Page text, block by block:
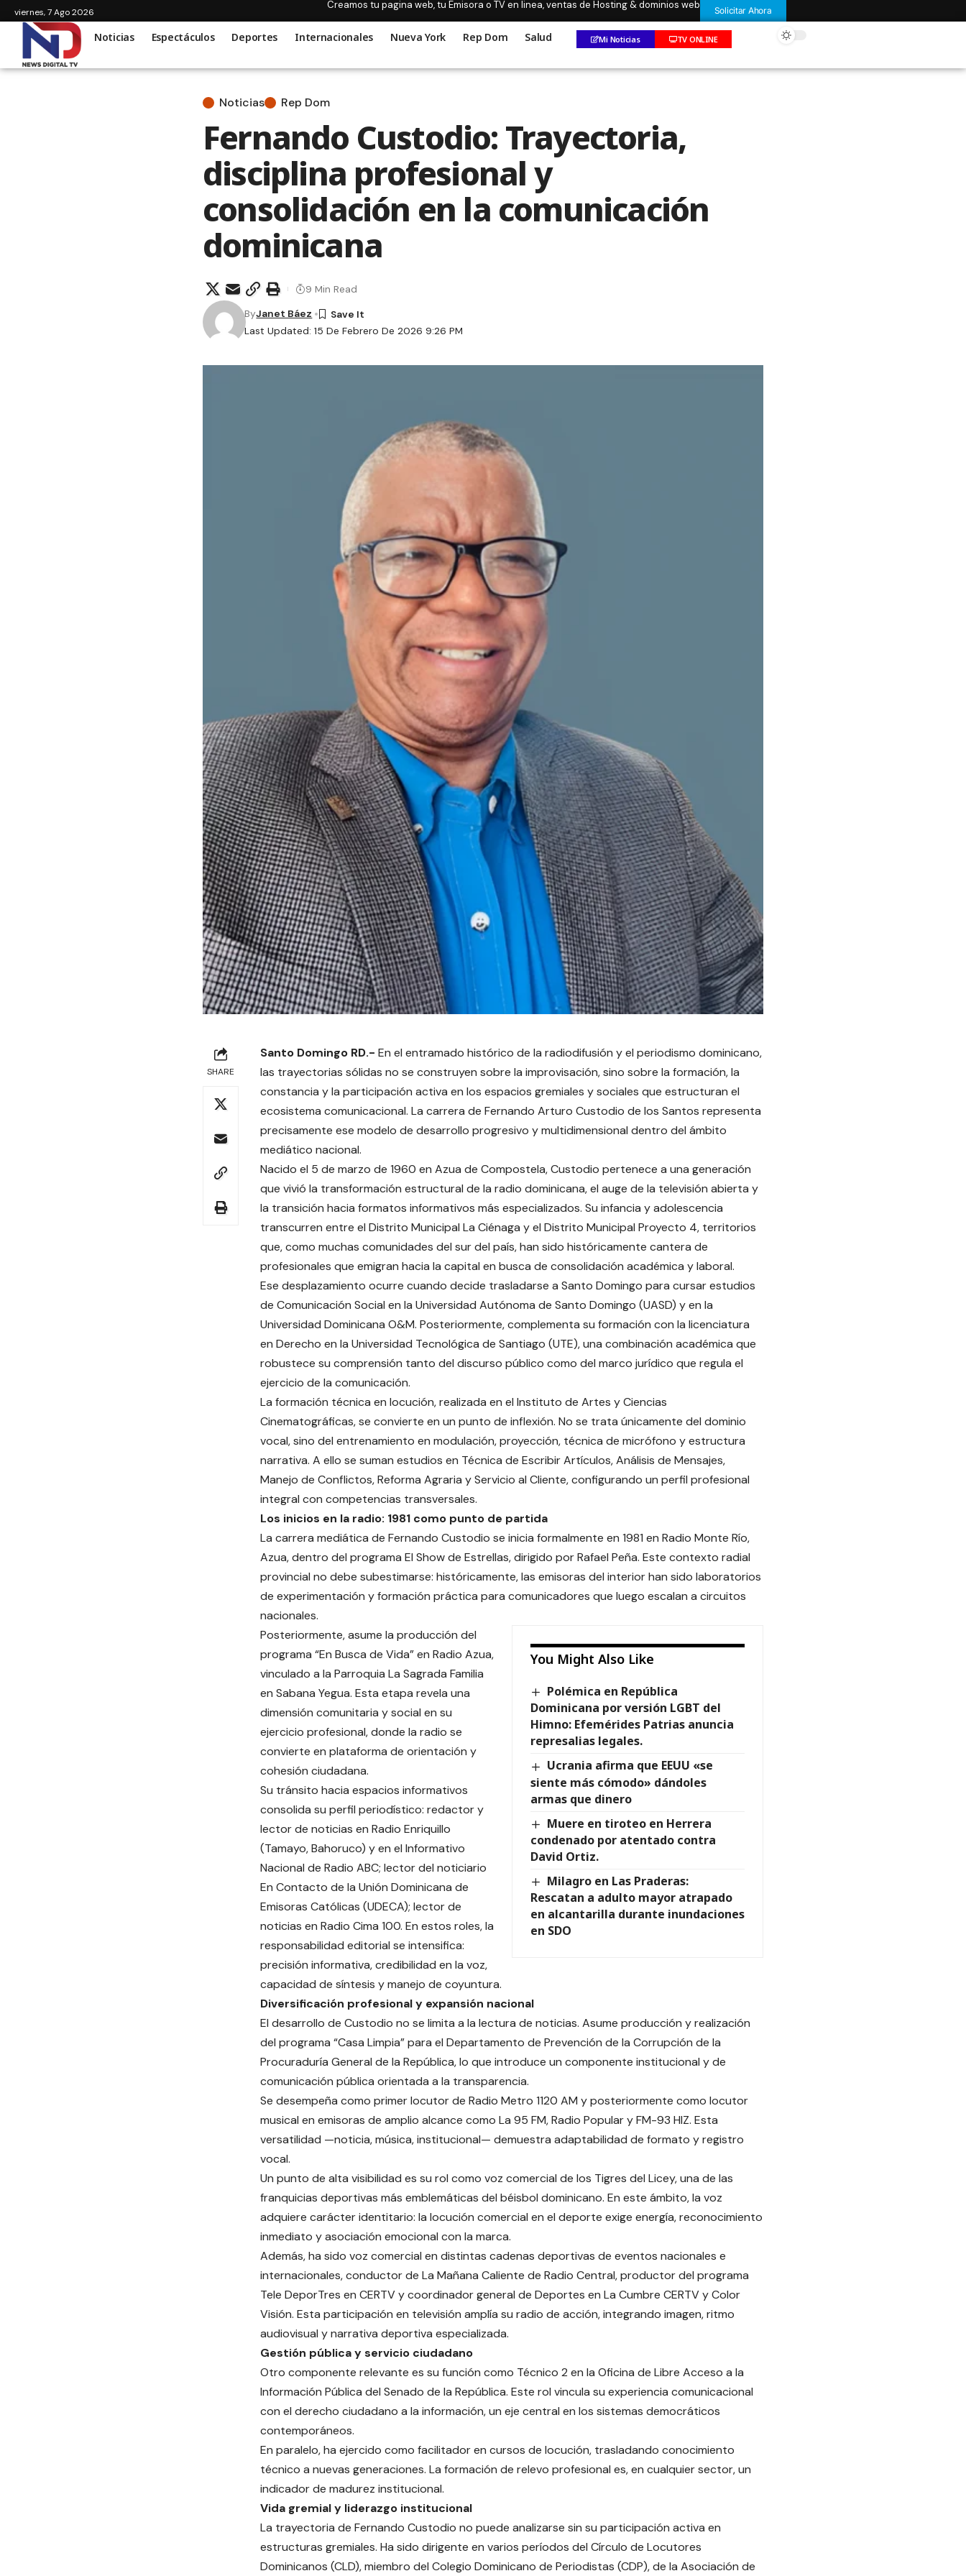
viernes, 7 Ago 2026
Creamos tu pagina web, tu Emisora o TV en linea, ventas de Hosting & dominios web Solicitar Ahora
Noticias Espectáculos Deportes Internacionales Nueva York Rep Dom Salud Mi Noticias TV ONLINE
Noticias Rep Dom
Fernando Custodio: Trayectoria,
disciplina profesional y
consolidación en la comunicación
dominicana
Last Updated: 15 De Febrero De 2026 9:26 PM
ByJanet Báez
9 Min Read
SHARE
Santo Domingo RD.- En el entramado histórico de la radiodifusión y el periodismo dominicano,
las trayectorias sólidas no se construyen sobre la improvisación, sino sobre la formación, la
constancia y la participación activa en los espacios gremiales y sociales que estructuran el
ecosistema comunicacional. La carrera de Fernando Arturo Custodio de los Santos representa
precisamente ese modelo de desarrollo progresivo y multidimensional dentro del ámbito
mediático nacional.
Nacido el 5 de marzo de 1960 en Azua de Compostela, Custodio pertenece a una generación
que vivió la transformación estructural de la radio dominicana, el auge de la televisión abierta y
la transición hacia formatos informativos más especializados. Su infancia y adolescencia
transcurren entre el Distrito Municipal La Ciénaga y el Distrito Municipal Proyecto 4, territorios
que, como muchas comunidades del sur del país, han sido históricamente cantera de
profesionales que emigran hacia la capital en busca de consolidación académica y laboral.
Ese desplazamiento ocurre cuando decide trasladarse a Santo Domingo para cursar estudios
de Comunicación Social en la Universidad Autónoma de Santo Domingo (UASD) y en la
Universidad Dominicana O&M. Posteriormente, complementa su formación con la licenciatura
en Derecho en la Universidad Tecnológica de Santiago (UTE), una combinación académica que
robustece su comprensión tanto del discurso público como del marco jurídico que regula el
ejercicio de la comunicación.
La formación técnica en locución, realizada en el Instituto de Artes y Ciencias
Cinematográficas, se convierte en un punto de inflexión. No se trata únicamente del dominio
vocal, sino del entrenamiento en modulación, proyección, técnica de micrófono y estructura
narrativa. A ello se suman estudios en Técnica de Escribir Artículos, Análisis de Mensajes,
Manejo de Conflictos, Reforma Agraria y Servicio al Cliente, configurando un perfil profesional
integral con competencias transversales.
Los inicios en la radio: 1981 como punto de partida
La carrera mediática de Fernando Custodio se inicia formalmente en 1981 en Radio Monte Río,
Azua, dentro del programa El Show de Estrellas, dirigido por Rafael Peña. Este contexto radial
provincial no debe subestimarse: históricamente, las emisoras del interior han sido laboratorios
de experimentación y formación práctica para comunicadores que luego escalan a circuitos
nacionales.
You Might Also Like
Polémica en República
Dominicana por versión LGBT del
Himno: Efemérides Patrias anuncia
represalias legales.
Ucrania afirma que EEUU «se
siente más cómodo» dándoles
armas que dinero
Muere en tiroteo en Herrera
condenado por atentado contra
David Ortiz.
Milagro en Las Praderas:
Rescatan a adulto mayor atrapado
en alcantarilla durante inundaciones
en SDO
Posteriormente, asume la producción del
programa “En Busca de Vida” en Radio Azua,
vinculado a la Parroquia La Sagrada Familia
en Sabana Yegua. Esta etapa revela una
dimensión comunitaria y social en su
ejercicio profesional, donde la radio se
convierte en plataforma de orientación y
cohesión ciudadana.
Su tránsito hacia espacios informativos
consolida su perfil periodístico: redactor y
lector de noticias en Radio Enriquillo
(Tamayo, Bahoruco) y en el Informativo
Nacional de Radio ABC; lector del noticiario
En Contacto de la Unión Dominicana de
Emisoras Católicas (UDECA); lector de
noticias en Radio Cima 100. En estos roles, la
responsabilidad editorial se intensifica:
precisión informativa, credibilidad en la voz,
capacidad de síntesis y manejo de coyuntura.
Diversificación profesional y expansión nacional
El desarrollo de Custodio no se limita a la lectura de noticias. Asume producción y realización
del programa “Casa Limpia” para el Departamento de Prevención de la Corrupción de la
Procuraduría General de la República, lo que introduce un componente institucional y de
comunicación pública orientada a la transparencia.
Se desempeña como primer locutor de Radio Metro 1120 AM y posteriormente como locutor
musical en emisoras de amplio alcance como La 95 FM, Radio Popular y FM-93 HIZ. Esta
versatilidad —noticia, música, institucional— demuestra adaptabilidad de formato y registro
vocal.
Un punto de alta visibilidad es su rol como voz comercial de los Tigres del Licey, una de las
franquicias deportivas más emblemáticas del béisbol dominicano. En este ámbito, la voz
adquiere carácter identitario: la locución comercial en el deporte exige energía, reconocimiento
inmediato y asociación emocional con la marca.
Además, ha sido voz comercial en distintas cadenas deportivas de eventos nacionales e
internacionales, conductor de La Mañana Caliente de Radio Central, productor del programa
Tele DeporTres en CERTV y coordinador general de Deportes en La Cumbre CERTV y Color
Visión. Esta participación en televisión amplía su radio de acción, integrando imagen, ritmo
audiovisual y narrativa deportiva especializada.
Gestión pública y servicio ciudadano
Otro componente relevante es su función como Técnico 2 en la Oficina de Libre Acceso a la
Información Pública del Senado de la República. Este rol vincula su experiencia comunicacional
con el derecho ciudadano a la información, un eje central en los sistemas democráticos
contemporáneos.
En paralelo, ha ejercido como facilitador en cursos de locución, trasladando conocimiento
técnico a nuevas generaciones. La formación de relevo profesional es, en cualquier sector, un
indicador de madurez institucional.
Vida gremial y liderazgo institucional
La trayectoria de Fernando Custodio no puede analizarse sin su participación activa en
estructuras gremiales. Ha sido dirigente en varios períodos del Círculo de Locutores
Dominicanos (CLD), miembro del Colegio Dominicano de Periodistas (CDP), de la Asociación de